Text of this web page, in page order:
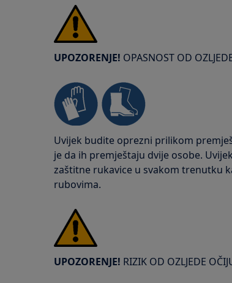
UPOZORENJE! OPASNOST OD
Uvijek budite oprezni prilikom
je da ih premještaju dvije osobe.
zaštitne rukavice u svakom trenutku
rubovima.
UPOZORENJE! RIZIK OD OZLJEDE